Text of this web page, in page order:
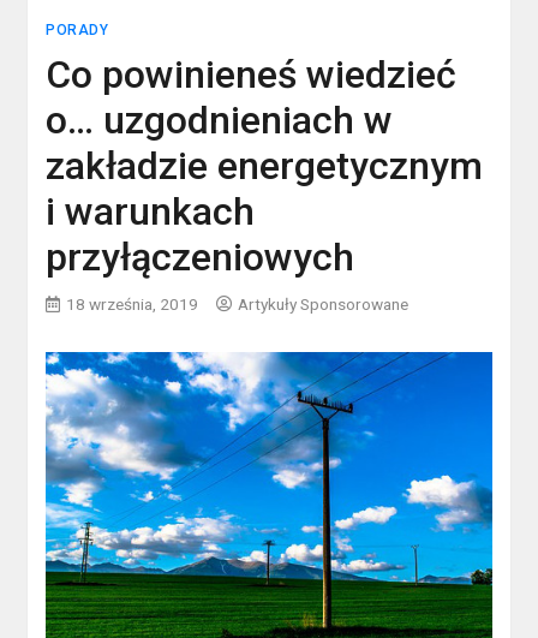
PORADY
Co powinieneś wiedzieć
o… uzgodnieniach w
zakładzie energetycznym
i warunkach
przyłączeniowych
18 września, 2019 Artykuły Sponsorowane